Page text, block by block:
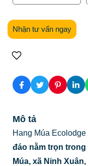
Nhận tư vấn ngay
Mô tả
Hang Múa Ecolodge
đáo nằm trọn
Múa, xã Ninh